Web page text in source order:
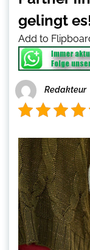
gelingt
Add to
Redakteur